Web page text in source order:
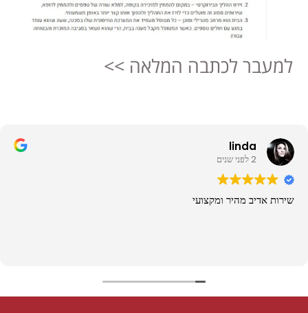
למעבר לכתבה המלאה >>
linda
2 לפני שנים
שירות אדיב מהיר ומקצועי